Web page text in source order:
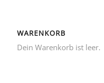
WARENKORB
Dein Warenkorb ist leer.